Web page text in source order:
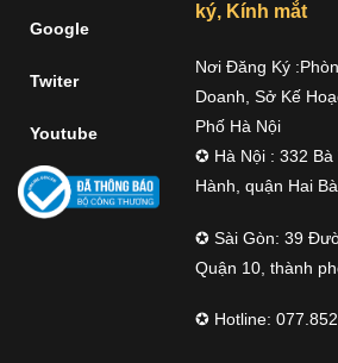
Google
Twiter
Youtube
ký, Kính mắt
Nơi Đăng Ký
Doanh, Sở Kế
Phố Hà Nội
✪ Hà Nội : 332
Hành, quận Hai
✪ Sài Gòn: 39
Quận 10, thành
✪ Hotline: